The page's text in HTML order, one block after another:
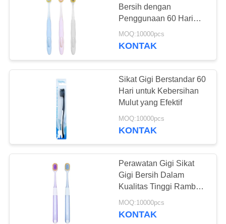
Bedak Pemutih Gigi
Tablet Kunyah
Pasta Gigi
28
Bersih dengan
Penggunaan 60 Hari
untuk Perawatan Lidah
yang Lebih Baik
MOQ:10000pcs
KONTAK
Sikat Gigi Berstandar 60
Hari untuk Kebersihan
Mulut yang Efektif
MOQ:10000pcs
KONTAK
Perawatan Gigi Sikat
Gigi Bersih Dalam
Kualitas Tinggi Rambut
Lembut 350g Paket
Kertas Putih
MOQ:10000pcs
KONTAK